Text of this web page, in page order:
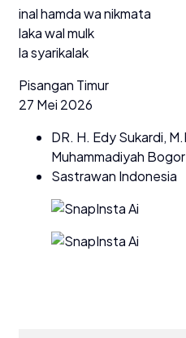
inal hamda wa nikmata
laka wal mulk
la syarikalak
Pisangan Timur
27 Mei 2026
DR. H. Edy Sukardi,
Muhammadiyah
Sastrawan Indonesia